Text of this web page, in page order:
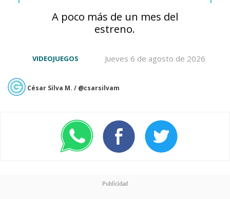
A poco más de un mes del
estreno.
Jueves 6 de agosto de 2026
VIDEOJUEGOS
César Silva M. / @csarsilvam